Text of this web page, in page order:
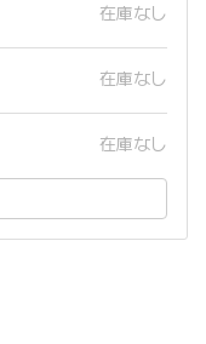
在庫なし
在庫なし
在庫なし